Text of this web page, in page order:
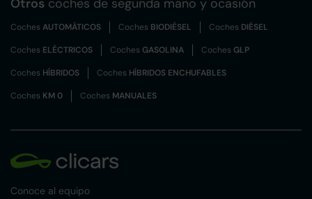
Otros coches de segunda mano y ocasión
CochesAUTOMÁTICOS Coches BIODIÉSEL Coches DIÉSEL
Coches ELÉCTRICOS CochesGASOLINA CochesGLP
Coches HÍBRIDOS Coches HÍBRIDOS ENCHUFABLES
Coches KM 0 Coches MANUALES
Conoce al equipo